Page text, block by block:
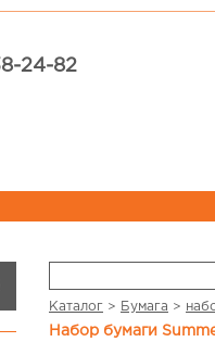
24-82
Каталог > Бумага >
Набор бумаги